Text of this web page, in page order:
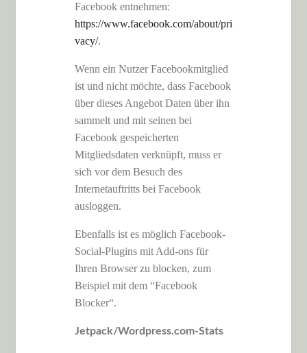
Facebook entnehmen:
https://www.facebook.com/about/pri
vacy/.
Wenn ein Nutzer Facebookmitglied
ist und nicht möchte, dass Facebook
über dieses Angebot Daten über ihn
sammelt und mit seinen bei
Facebook gespeicherten
Mitgliedsdaten verknüpft, muss er
sich vor dem Besuch des
Internetauftritts bei Facebook
ausloggen.
Ebenfalls ist es möglich Facebook-
Social-Plugins mit Add-ons für
Ihren Browser zu blocken, zum
Beispiel mit dem “Facebook
Blocker“.
Jetpack/Wordpress.com-Stats